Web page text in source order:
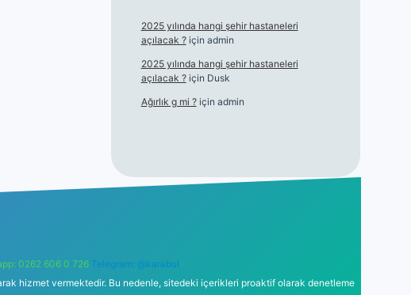
2025 yılında hangi şehir hastaneleri
açılacak ?için admin
2025 yılında hangi şehir hastaneleri
açılacak ?için Dusk
Ağırlık g mi ?için admin
0262 606 0 726 Telegram: @karabul
hizmet vermektedir. Bu nedenle, sitedeki içerikleri proaktif olarak denetleme